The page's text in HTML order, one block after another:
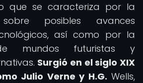
que se caracteriza por la
sobre posibles avances
así como por la
mundos futuristas y
Surgió en el siglo XIX
Julio Verne y H.G. Wells,